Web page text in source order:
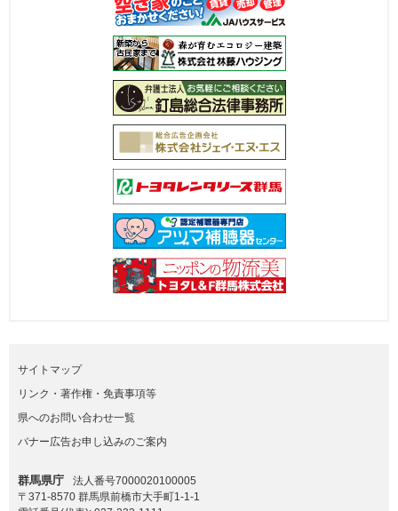
サイトマップ
リンク・著作権・免責事項等
県へのお問い合わせ一覧
バナー広告お申し込みのご案内
群馬県庁
法人番号7000020100005
〒371-8570 群馬県前橋市大手町1-1-1